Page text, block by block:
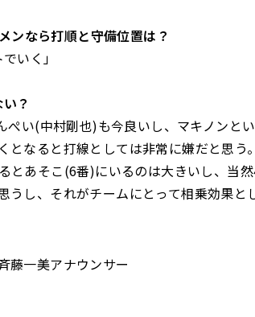
ンなら打順と守備位置は？
いく」
？
ぺい(中村剛也)も今良いし、マキノンと
となると打線としては非常に嫌だと思う
とあそこ(6番)にいるのは大きいし、当
うし、それがチームにとって相乗効果と
藤一美アナウンサー